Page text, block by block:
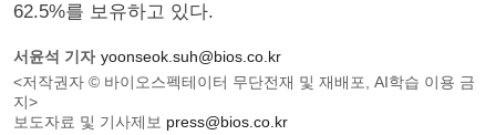
62.5%를 보유하고 있다.
서윤석 기자 yoonseok.suh@bios.co.kr
<저작권자 © 바이오스펙테이터 무단전재 및 재배포, AI학습 이용 금
지>
보도자료 및 기사제보 press@bios.co.kr